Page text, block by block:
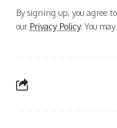
By signing up, you agree
our Privacy Policy. You